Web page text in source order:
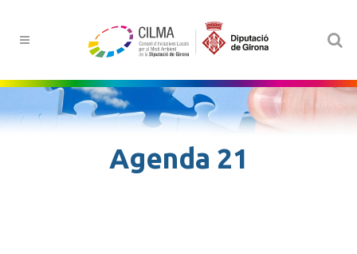
Agenda 21